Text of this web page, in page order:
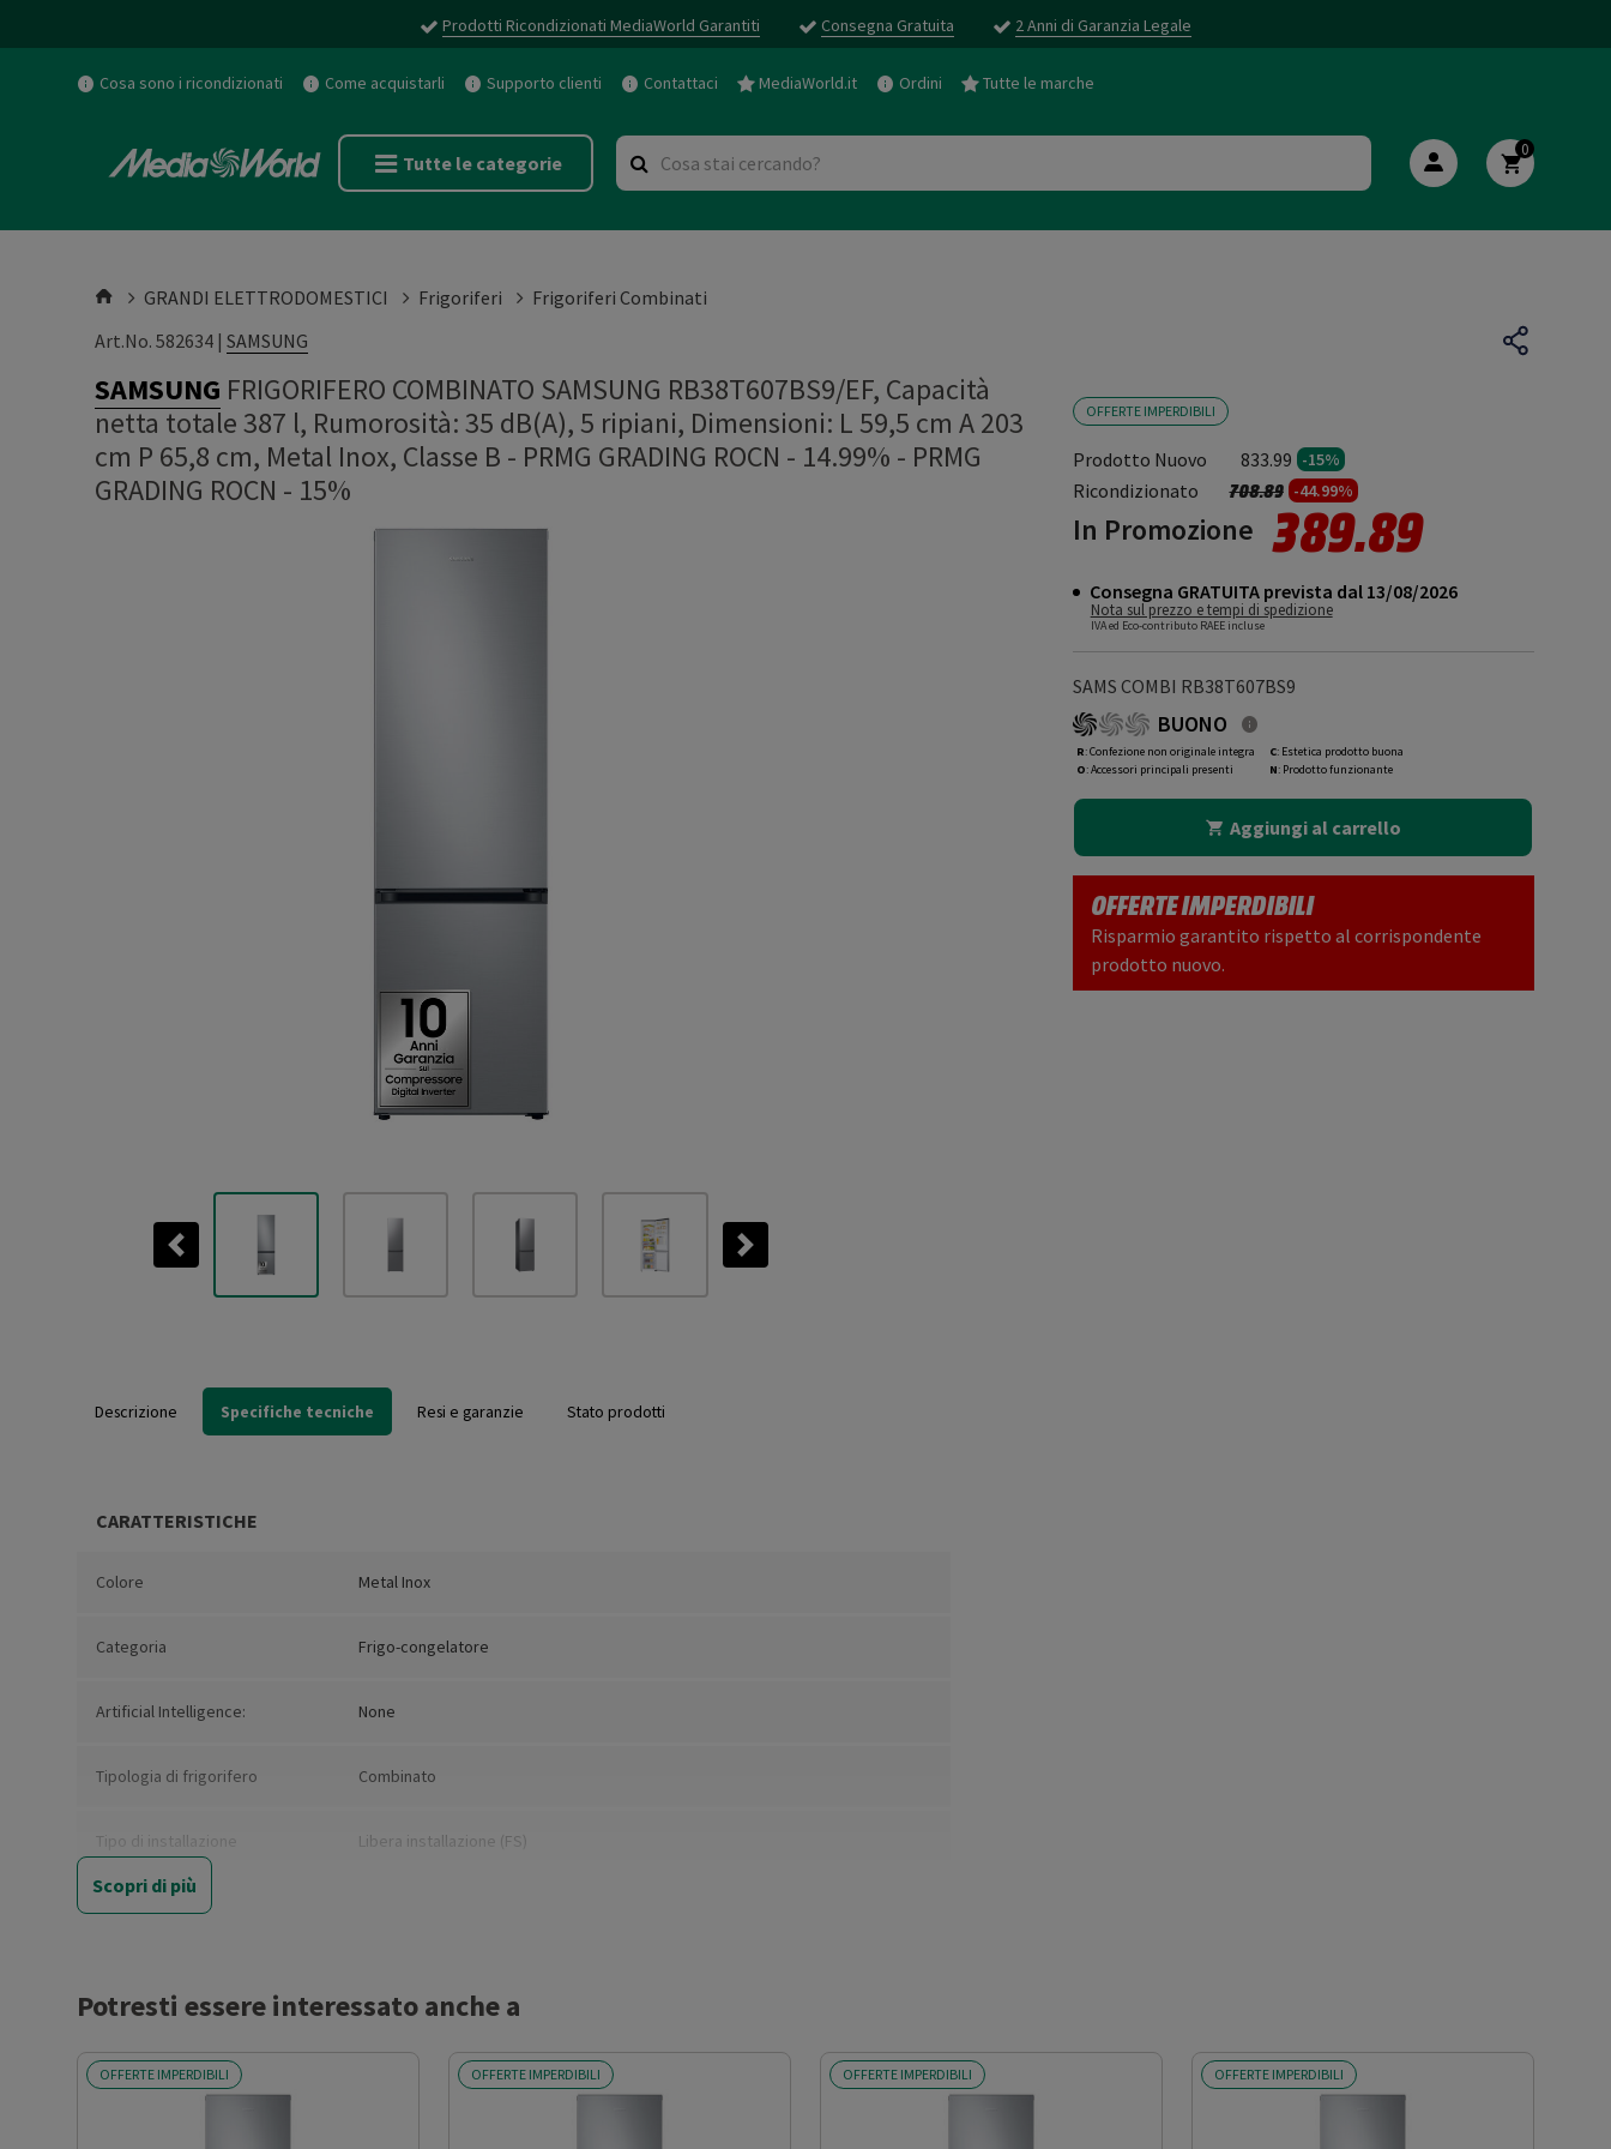
Prodotti Ricondizionati MediaWorld Garantiti Consegna Gratuita 2 Anni di Garanzia Legale
Cosa sono i ricondizionati Come acquistarli Supporto clienti Contattaci MediaWorld.it Ordini Tutte le marche
Tutte le categorie
0
GRANDI ELETTRODOMESTICI Frigoriferi
Frigoriferi Combinati
Art.No. 582634 | SAMSUNG
SAMSUNG FRIGORIFERO COMBINATO SAMSUNG RB38T607BS9/EF, Capacità
netta totale 387 l, Rumorosità: 35 dB(A), 5 ripiani, Dimensioni: L 59,5 cm A 203
cm P 65,8 cm, Metal Inox, Classe B - PRMG GRADING ROCN - 14.99% - PRMG
GRADING ROCN - 15%
Previous Next
OFFERTE IMPERDIBILI
Prodotto Nuovo 833.99 -15%
Ricondizionato Prezzo ridotto da
708.89a-44.99%
In Promozione 389.89
Consegna GRATUITA prevista dal 13/08/2026
Nota sul prezzo e tempi di spedizione
IVA ed Eco-contributo RAEE incluse
SAMS COMBI RB38T607BS9
BUONO
R: Confezione non originale integra
O: Accessori principali presenti
C: Estetica prodotto buona
N: Prodotto funzionante
Aggiungi al carrello
OFFERTE IMPERDIBILI
Risparmio garantito rispetto al corrispondente
prodotto nuovo.
Descrizione Specifiche tecniche Resi e garanzie Stato prodotti
CARATTERISTICHE
Colore Metal Inox
Categoria Frigo-congelatore
Artificial Intelligence: None
Tipologia di frigorifero Combinato
Tipo di installazione Libera installazione (FS)
Nuova Classe efficienza
Classe emissione rumore
Classe climatica SN-T
Scopri di più
Potresti essere interessato anche a
OFFERTE IMPERDIBILI OFFERTE IMPERDIBILI OFFERTE IMPERDIBILI OFFERTE IMPERDIBILI